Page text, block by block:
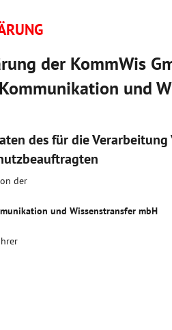
der KommWis
und
des für die
der
und Wissenstransfer mbH